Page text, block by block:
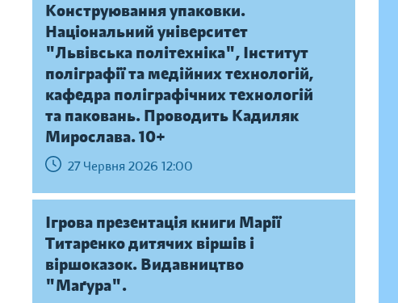
Конструювання упаковки.
Національний університет
"Львівська політехніка", Інститут
поліграфії та медійних технологій,
кафедра поліграфічних технологій
та паковань. Проводить Кадиляк
Мирослава. 10+
27 Червня 2026 12:00
Ігрова презентація книги Марії
Титаренко дитячих віршів і
віршоказок. Видавництво
"Маґура".